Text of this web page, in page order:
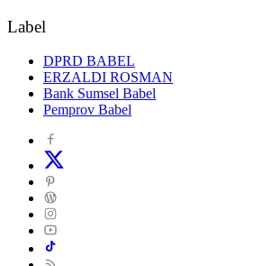
Label
DPRD BABEL
ERZALDI ROSMAN
Bank Sumsel Babel
Pemprov Babel